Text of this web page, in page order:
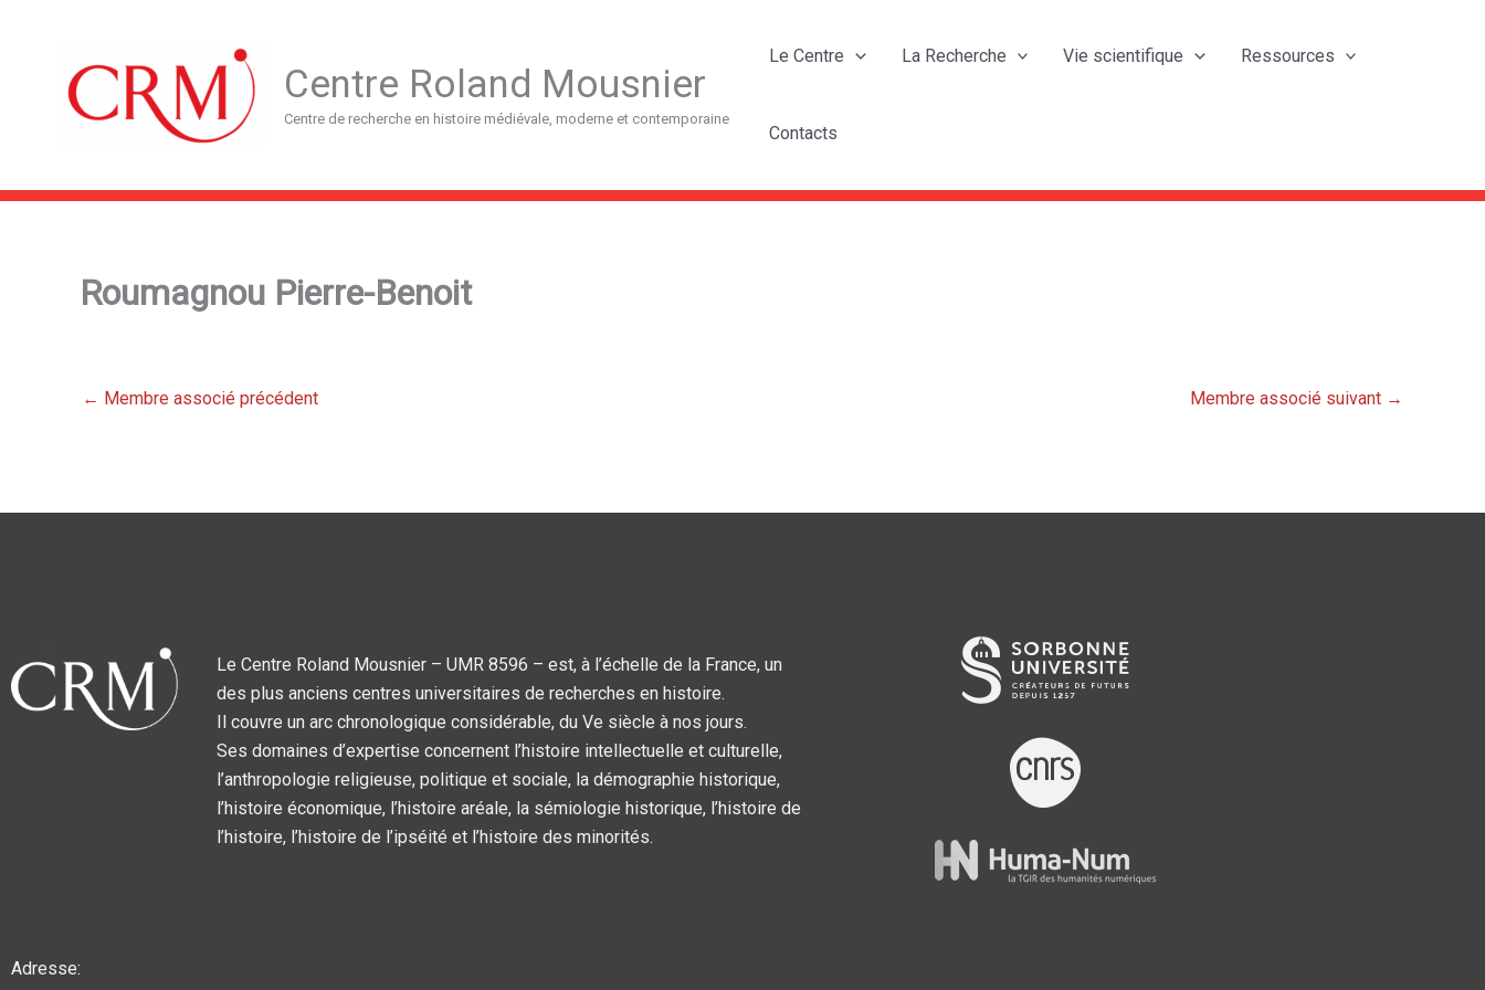
Centre Roland Mousnier
Centre de recherche en histoire médiévale, moderne et contemporaine
Le Centre La Recherche Vie scientifique Ressources
Contacts
Roumagnou Pierre-Benoit
← Membre associé précédent Membre associé suivant →
Le Centre Roland Mousnier – UMR 8596 – est, à l’échelle de la France, un
des plus anciens centres universitaires de recherches en histoire.
Il couvre un arc chronologique considérable, du Ve siècle à nos jours.
Ses domaines d’expertise concernent l’histoire intellectuelle et culturelle,
l’anthropologie religieuse, politique et sociale, la démographie historique,
l’histoire économique, l’histoire aréale, la sémiologie historique, l’histoire de
l’histoire, l’histoire de l’ipséité et l’histoire des minorités.
Adresse: